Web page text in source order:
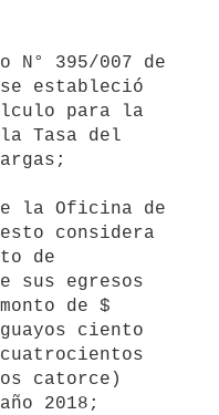
estableció
para la
Tasa del
considera
de
sus egresos
de $
ciento
catorce)
2018;